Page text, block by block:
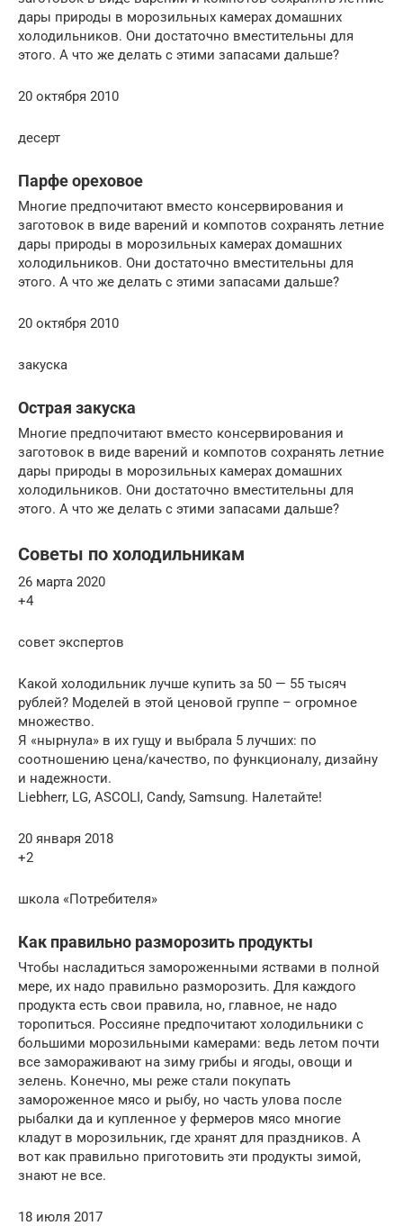
дары природы в морозильных камерах домашних
холодильников. Они достаточно вместительны для
этого. А что же делать с этими запасами дальше?
20 октября 2010
десерт
Парфе ореховое
Многие предпочитают вместо консервирования и
заготовок в виде варений и компотов сохранять летние
дары природы в морозильных камерах домашних
холодильников. Они достаточно вместительны для
этого. А что же делать с этими запасами дальше?
20 октября 2010
закуска
Острая закуска
Многие предпочитают вместо консервирования и
заготовок в виде варений и компотов сохранять летние
дары природы в морозильных камерах домашних
холодильников. Они достаточно вместительны для
этого. А что же делать с этими запасами дальше?
Советы по холодильникам
26 марта 2020
+4
совет экспертов
Какой холодильник лучше купить за 50 — 55 тысяч
рублей? Моделей в этой ценовой группе – огромное
множество.
Я «нырнула» в их гущу и выбрала 5 лучших: по
соотношению цена/качество, по функционалу, дизайну
и надежности.
Liebherr, LG, ASCOLI, Candy, Samsung. Налетайте!
20 января 2018
+2
школа «Потребителя»
Как правильно разморозить продукты
Чтобы насладиться замороженными яствами в полной
мере, их надо правильно разморозить. Для каждого
продукта есть свои правила, но, главное, не надо
торопиться. Россияне предпочитают холодильники с
большими морозильными камерами: ведь летом почти
все замораживают на зиму грибы и ягоды, овощи и
зелень. Конечно, мы реже стали покупать
замороженное мясо и рыбу, но часть улова после
рыбалки да и купленное у фермеров мясо многие
кладут в морозильник, где хранят для праздников. А
вот как правильно приготовить эти продукты зимой,
знают не все.
18 июля 2017